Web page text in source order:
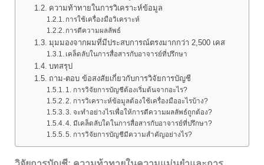
ความท้าทายในการวิเคราะห์ข้อมูล
การใช้เครื่องมือวิเคราะห์
การตีความผลลัพธ์
มุมมองจากผมที่มีประสบการณ์ตรงมากกว่า 2,500 เคส
เคล็ดลับในการสื่อสารกับอาจารย์ที่ปรึกษา
บทสรุป
ถาม-ตอบ ข้อสงสัยเกี่ยวกับการวิจัยการบัญชี
1. การวิจัยการบัญชีต้องเริ่มต้นจากอะไร?
2. การวิเคราะห์ข้อมูลต้องใช้เครื่องมืออะไรบ้าง?
3. จะทำอย่างไรเพื่อให้การตีความผลลัพธ์ถูกต้อง?
4. มีเคล็ดลับใดในการสื่อสารกับอาจารย์ที่ปรึกษา?
5. การวิจัยการบัญชีมีความสำคัญอย่างไร?